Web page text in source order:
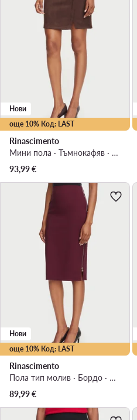
още 10% Код: LAST
Нови
Rinascimento
Мини пола · Тъмнокафяв · Мини
93,99€
още 10% Код: LAST
Нови
Rinascimento
Пола тип молив · Бордо · Миди
89,99€